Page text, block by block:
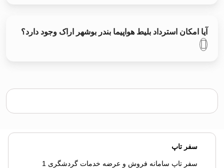
آیا امکان استرداد بلیط هواپیما بندر بوشهر اراک وجود دارد؟
سفر تاپ
سفر تاپ سامانه فروش و عرضه خدمات گردشگری 1